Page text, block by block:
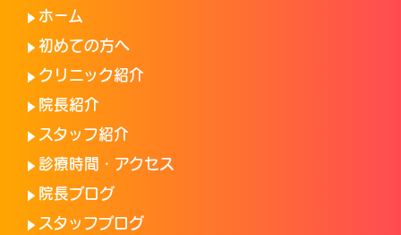
ホーム
初めての方へ
クリニック紹介
院長紹介
スタッフ紹介
診療時間・アクセス
院長ブログ
スタッフブログ